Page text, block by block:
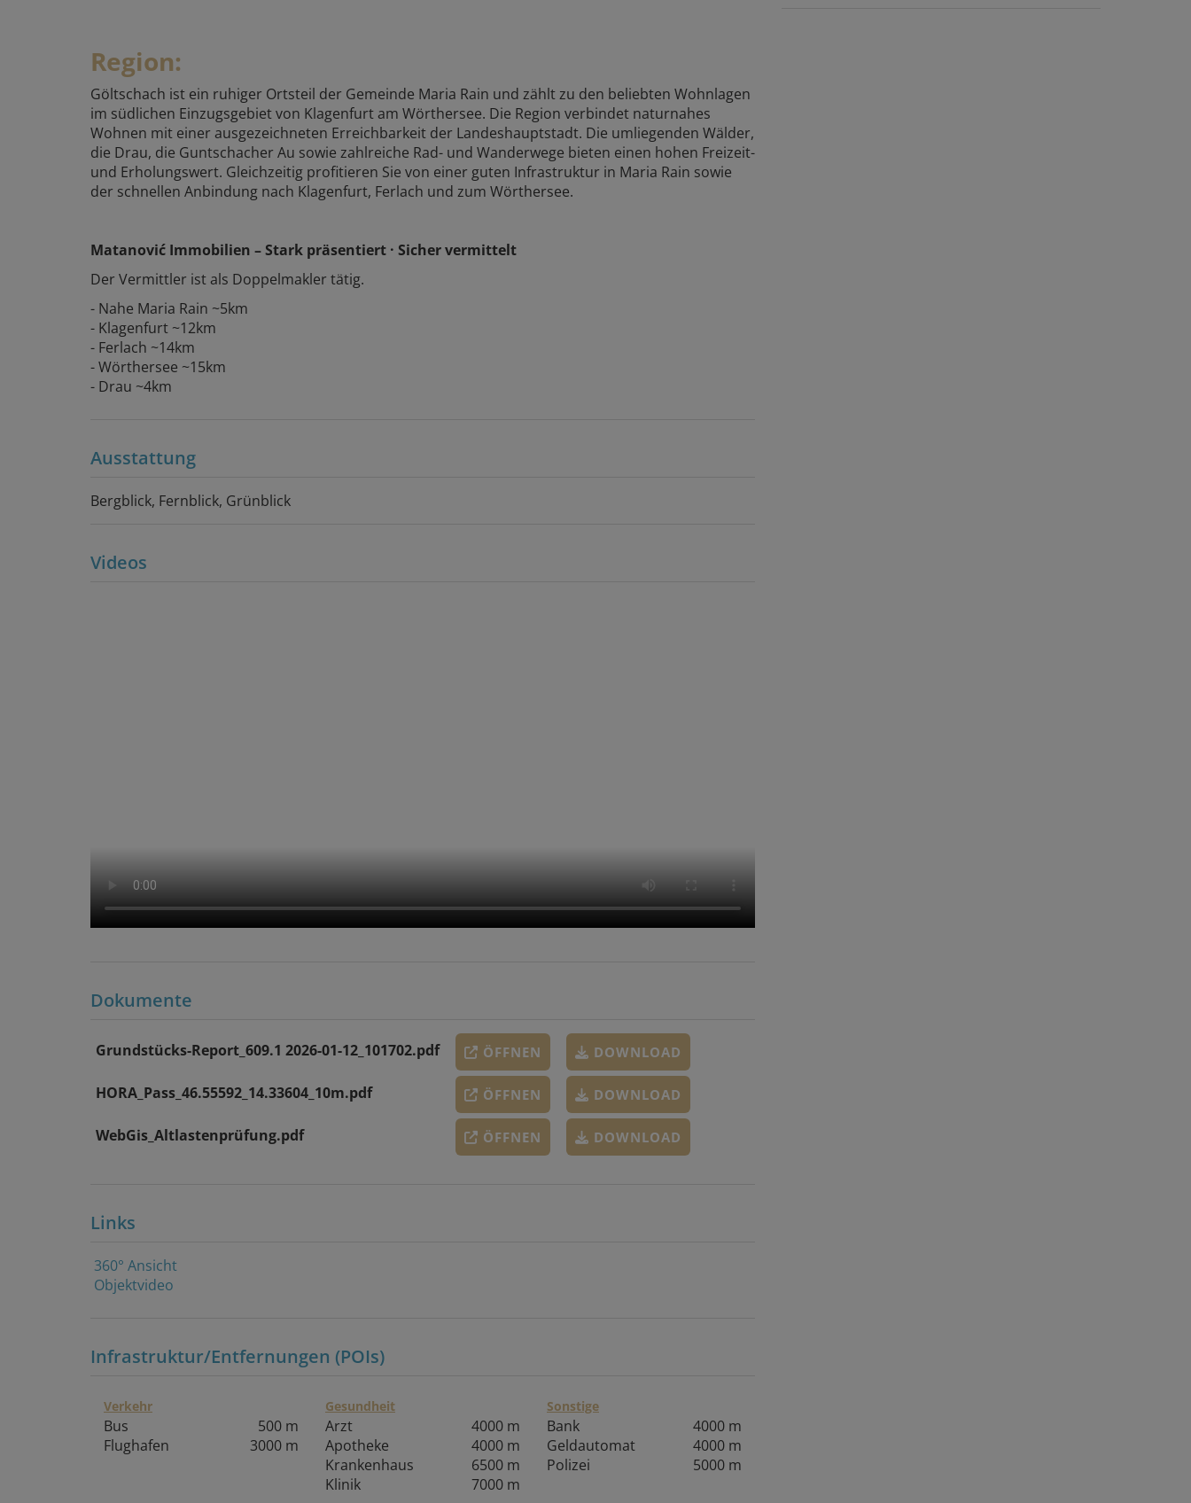
Region:
Göltschach ist ein ruhiger Ortsteil der Gemeinde Maria Rain und zählt zu den beliebten Wohnlagen
im südlichen Einzugsgebiet von Klagenfurt am Wörthersee. Die Region verbindet naturnahes
Wohnen mit einer ausgezeichneten Erreichbarkeit der Landeshauptstadt. Die umliegenden Wälder,
die Drau, die Guntschacher Au sowie zahlreiche Rad- und Wanderwege bieten einen hohen Freizeit-
und Erholungswert. Gleichzeitig profitieren Sie von einer guten Infrastruktur in Maria Rain sowie
der schnellen Anbindung nach Klagenfurt, Ferlach und zum Wörthersee.
Matanović Immobilien – Stark präsentiert · Sicher vermittelt
Der Vermittler ist als Doppelmakler tätig.
- Nahe Maria Rain ~5km
- Klagenfurt ~12km
- Ferlach ~14km
- Wörthersee ~15km
- Drau ~4km
Ausstattung
Bergblick Fernblick Grünblick
Videos
Dokumente
Grundstücks-Report_609.1 2026-01-12_101702.pdf ÖFFNEN DOWNLOAD
HORA_Pass_46.55592_14.33604_10m.pdf ÖFFNEN DOWNLOAD
WebGis_Altlastenprüfung.pdf ÖFFNEN DOWNLOAD
Links
360° Ansicht
Objektvideo
Infrastruktur/Entfernungen (POIs)
Verkehr
Bus
500 m
Flughafen
3000 m
Gesundheit
Arzt
4000 m
Apotheke
4000 m
Krankenhaus
6500 m
Klinik
7000 m
Sonstige
Bank
4000 m
Geldautomat
4000 m
Polizei
5000 m